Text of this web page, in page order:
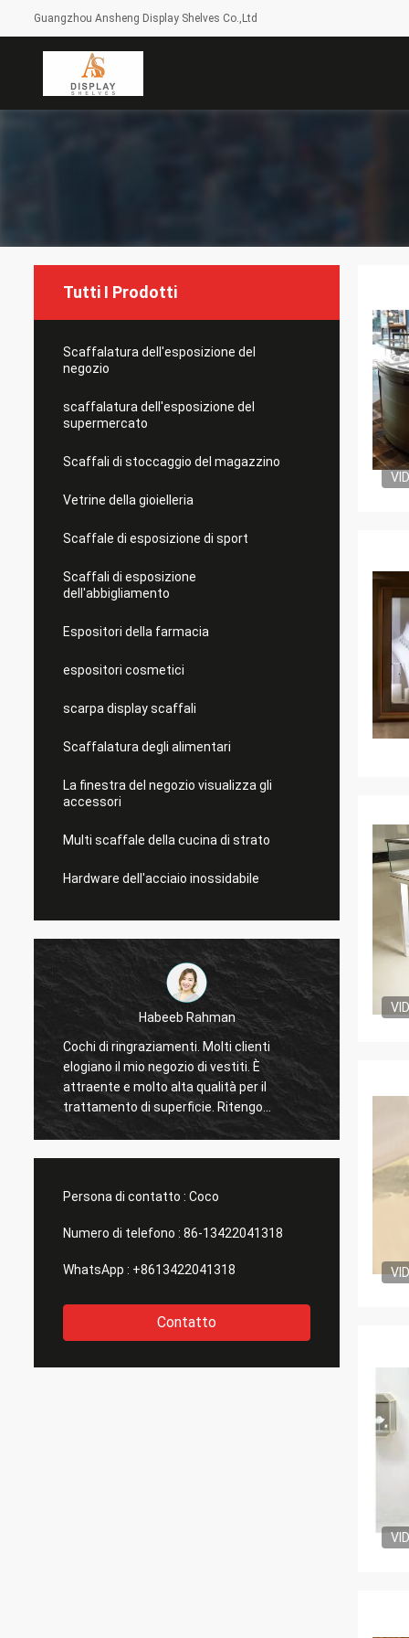
Guangzhou Ansheng Display Shelves Co.,Ltd
Tutti I Prodotti
Scaffalatura dell'esposizione del
negozio
scaffalatura dell'esposizione del
supermercato
Scaffali di stoccaggio del magazzino
Vetrine della gioielleria
Scaffale di esposizione di sport
Scaffali di esposizione
dell'abbigliamento
Espositori della farmacia
espositori cosmetici
scarpa display scaffali
Scaffalatura degli alimentari
La finestra del negozio visualizza gli
accessori
Multi scaffale della cucina di strato
Hardware dell'acciaio inossidabile
Habeeb Rahman
Molti clienti
negozio di vestiti. È
alta qualità per il
superficie. Ritengo
Galletti di Marco
Voi sempre fatto un buon
Gli espositori della finestra del
Natale sono arrivato. Dopo
vi invieremo le immagini.
Persona di contatto : Coco
Numero di telefono : 86-13422041318
WhatsApp : +8613422041318
Contatto